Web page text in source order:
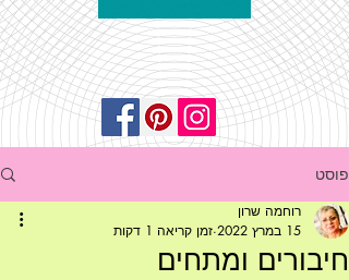
פוסט
חיבורים ומתחים
רוחמה שרון
15 במרץ 2022
זמן קריאה 1 דקות